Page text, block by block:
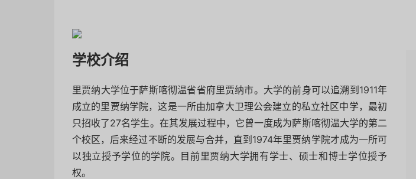
学校介绍
里贾纳大学位于萨斯喀彻温省省府里贾纳市。大学的前身可以追溯到1911年
成立的里贾纳学院，这是一所由加拿大卫理公会建立的私立社区中学，最初
只招收了27名学生。在其发展过程中，它曾一度成为萨斯喀彻温大学的第二
个校区，后来经过不断的发展与合并，直到1974年里贾纳学院才成为一所可
以独立授予学位的学院。目前里贾纳大学拥有学士、硕士和博士学位授予
权。